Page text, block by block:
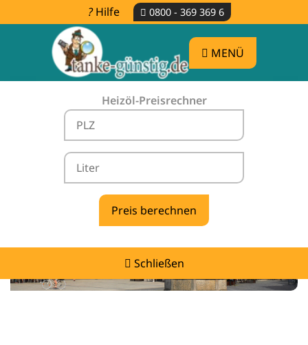
Hilfe 0800 - 369 369 6
MENÜ
Heizöl-Preisrechner
Schließen
Heizölpreise Dollenchen -
vergleichen & günstig tanken